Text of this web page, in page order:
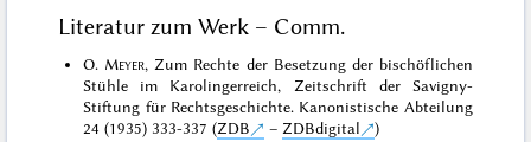
Literatur zum Werk – Comm.
O. Meyer, Zum Rechte der Besetzung der bischöflichen
Stühle im Karolingerreich, Zeitschrift der Savigny-
Stiftung für Rechtsgeschichte. Kanonistische Abteilung
24 (1935) 333-337 (ZDB –ZDBdigital
)